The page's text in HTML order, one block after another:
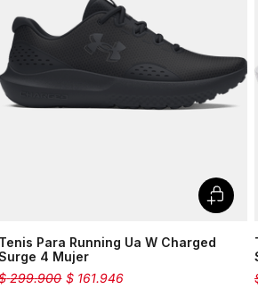
Tenis Para Running Ua W Charged
4 Mujer
$ 161.946
299.900